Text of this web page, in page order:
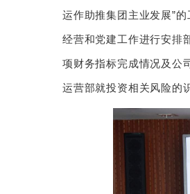
运作助推集团主业发展”
经营和党建工作进行安排
项财务指标完成情况及公
运营部就投资相关风险的